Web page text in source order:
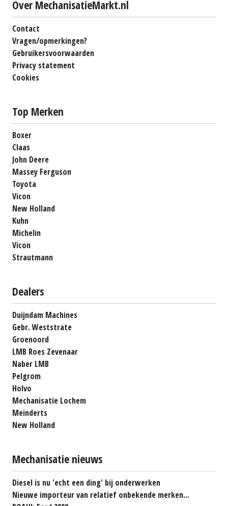
Over MechanisatieMarkt.nl
Contact
Vragen/opmerkingen?
Gebruikersvoorwaarden
Privacy statement
Cookies
Top Merken
Boxer
Claas
John Deere
Massey Ferguson
Toyota
Vicon
New Holland
Kuhn
Michelin
Vicon
Strautmann
Dealers
Duijndam Machines
Gebr. Weststrate
Groenoord
LMB Roes Zevenaar
Naber LMB
Pelgrom
Holvo
Mechanisatie Lochem
Meinderts
New Holland
Mechanisatie nieuws
Diesel is nu 'echt een ding' bij onderwerken
Nieuwe importeur van relatief onbekende merken...